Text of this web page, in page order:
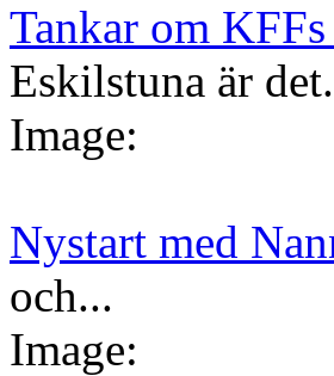
Tankar om
Eskilstuna är
Image:
Nystart med
och...
Image: